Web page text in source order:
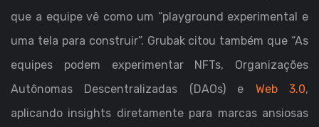
que a equipe vê como um “playground experimental e
uma tela para construir”. Grubak citou também que “As
equipes podem experimentar NFTs, Organizações
Autônomas Descentralizadas (DAOs) e Web 3.0,
aplicando insights diretamente para marcas ansiosas